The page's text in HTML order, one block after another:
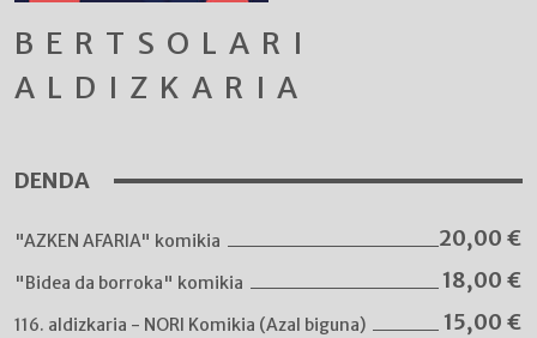
BERTSOLARI
ALDIZKARIA
DENDA
"AZKEN AFARIA" komikia 20,00 €
"Bidea da borroka" komikia 18,00 €
116. aldizkaria - NORI Komikia (Azal biguna) 15,00 €